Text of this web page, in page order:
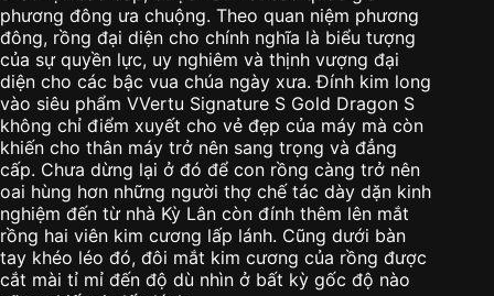
phương đông ưa chuộng. Theo quan niệm phương
đông, rồng đại diện cho chính nghĩa là biểu tượng
của sự quyền lực, uy nghiêm và thịnh vượng đại
diện cho các bậc vua chúa ngày xưa. Đính kim long
vào siêu phẩm VVertu Signature S Gold Dragon S
không chỉ điểm xuyết cho vẻ đẹp của máy mà còn
khiến cho thân máy trở nên sang trọng và đẳng
cấp. Chưa dừng lại ở đó để con rồng càng trở nên
oai hùng hơn những người thợ chế tác dày dặn kinh
nghiệm đến từ nhà Kỳ Lân còn đính thêm lên mắt
rồng hai viên kim cương lấp lánh. Cũng dưới bàn
tay khéo léo đó, đôi mắt kim cương của rồng được
cắt mài tỉ mỉ đến độ dù nhìn ở bất kỳ gốc độ nào